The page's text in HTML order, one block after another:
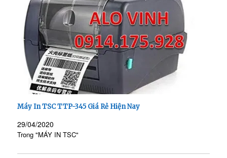
Máy In TSC TTP-345 Giá Rẻ Hiện Nay
29/04/2020
Trong "MÁY IN TSC"